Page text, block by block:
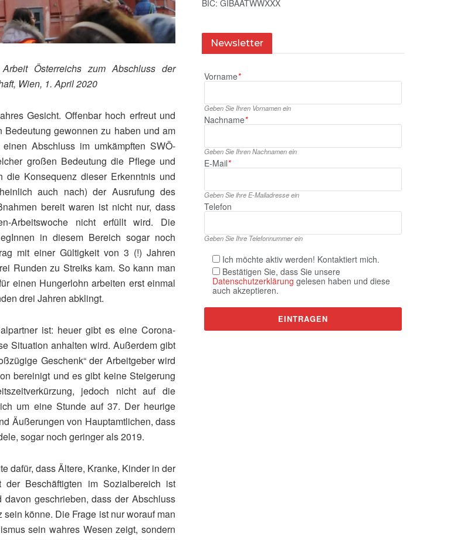
Österreichs zum Abschluss der
Wien, 1. April 2020
Gesicht. Offenbar hoch erfreut und
gewonnen zu haben und am
Abschluss im umkämpften SWÖ-
großen Bedeutung die Pflege und
Konsequenz dieser Erkenntnis und
auch nach) der Ausrufung des
bereit waren ist nicht nur, dass
Arbeitswoche nicht erfüllt wird. Die
in diesem Bereich sogar noch
mit einer Gültigkeit von 3 (!) Jahren
Runden zu Streiks kam. So kann man
einen Hungerlohn arbeiten erst einmal
drei Jahren abklingt.
ist: heuer gibt es eine Corona-
Situation anhalten wird. Außerdem gibt
Geschenk“ der Arbeitgeber wird
bereinigt und es gibt keine Steigerung
jedoch nicht auf die
um eine Stunde auf 37. Der heurige
Äußerungen von Hauptamtlichen, dass
sogar noch geringer als 2019.
dafür, dass Ältere, Kranke, Kinder in der
Beschäftigten im Sozialbereich ist
geschrieben, dass der Abschluss
könne. Die Frage ist nur worauf man
sein wahres Wesen zeigt, sondern
BIC: GIBAATWWXXX
Newsletter
Vorname*
Geben Sie Ihren Vornamen ein
Nachname*
Geben Sie Ihren Nachnamen ein
E‑Mail*
Geben Sie ihre E‑Mailadresse ein
Telefon
Geben Sie Ihre Telefonnummer ein
Ich möchte aktiv werden! Kontaktiert mich.
Bestätigen Sie, dass Sie unsere
Datenschutzerklärung gelesen haben und diese
auch akzeptieren.